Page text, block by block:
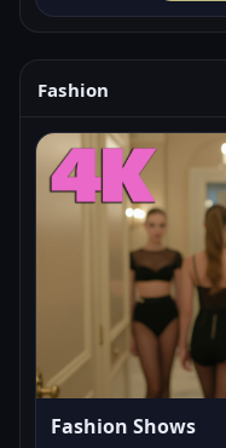
Fashion
Fashion Shows